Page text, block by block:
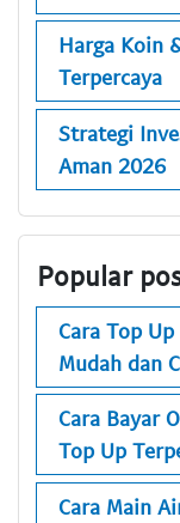
Harga Koin
Terpercaya
Strategi
Aman 2026
Popular
Cara Top
Mudah dan
Cara Bayar
Top Up
Cara Main